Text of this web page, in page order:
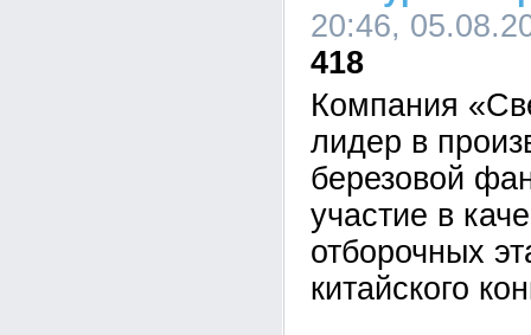
20:46,
418
Компания
лидер в
березовой
участие в
отборочных
китайского